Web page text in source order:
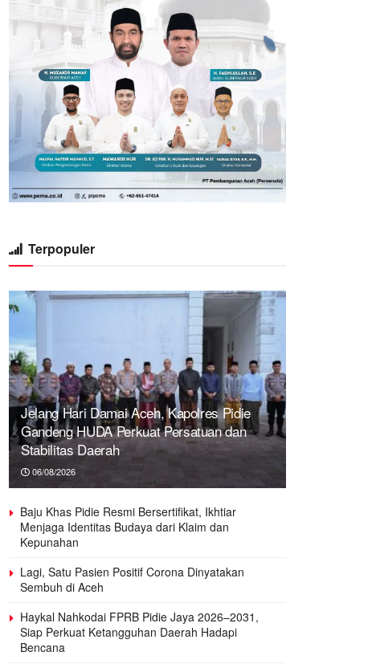
Terpopuler
Jelang Hari Damai Aceh, Kapolres Pidie
Gandeng HUDA Perkuat Persatuan dan
Stabilitas Daerah
06/08/2026
Baju Khas Pidie Resmi Bersertifikat, Ikhtiar
Menjaga Identitas Budaya dari Klaim dan
Kepunahan
Lagi, Satu Pasien Positif Corona Dinyatakan
Sembuh di Aceh
Haykal Nahkodai FPRB Pidie Jaya 2026–2031,
Siap Perkuat Ketangguhan Daerah Hadapi
Bencana